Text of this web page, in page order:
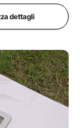
dettagli